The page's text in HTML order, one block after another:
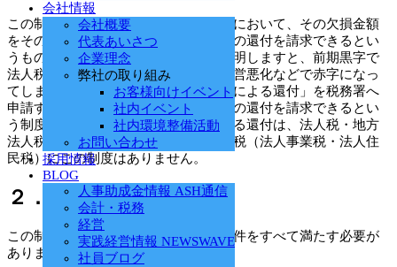
会社情報
会社概要
代表あいさつ
企業理念
弊社の取り組み
お客様向けイベント
社内イベント
社内環境整備活動
お問い合わせ
採用情報
BLOG
人事助成金情報 ASH通信
会計・税務
経営
実践経営情報 NEWSWAVE
社員ブログ
この制度は、青色欠損金が生じた場合において、その欠損金額
をその前事業年度に繰戻して法人税額の還付を請求できるとい
うものです。もう少しわかりやすく説明しますと、前期黒字で
法人税を納付していた法人が、今期経営悪化などで赤字になっ
てしまった場合に、「欠損金の繰戻しによる還付」を税務署へ
申請することで前期に納付した法人税の還付を請求できるとい
う制度です。この欠損金の繰戻しによる還付は、法人税・地方
法人税に適用される制度であり、地方税（法人事業税・法人住
民税）にこの制度はありません。
２．適用要件
この制度を適用するには次の３つの要件をすべて満たす必要が
あります。